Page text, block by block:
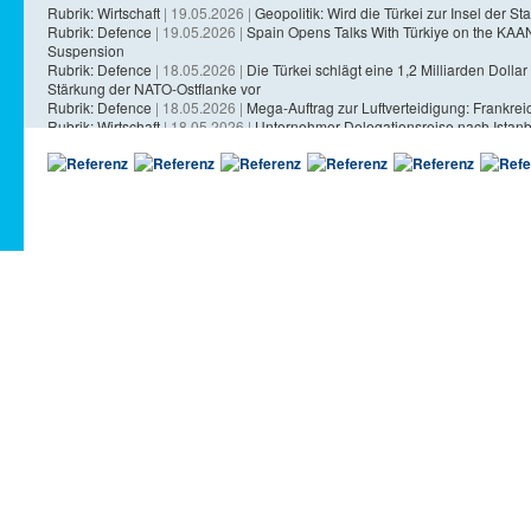
Rubrik: Wirtschaft | 19.05.2026 | Geopolitik: Wird die Türkei zur Insel der
Rubrik: Defence | 19.05.2026 | Spain Opens Talks With Türkiye on the
Suspension
Rubrik: Defence | 18.05.2026 | Die Türkei schlägt eine 1,2 Milliarden
Stärkung der NATO-Ostflanke vor
Rubrik: Defence | 18.05.2026 | Mega-Auftrag zur Luftverteidigung:
Rubrik: Wirtschaft| 18.05.2026 |Unternehmer-Delegationsreise nach